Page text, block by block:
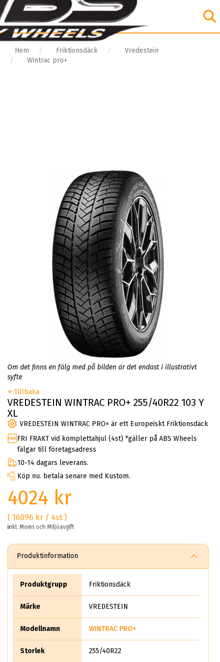
Hem Friktionsdäck
Vredestein
Wintrac pro+
Om det finns en fälg med på bilden är det endast i illustrativt
syfte
Tillbaka
VREDESTEIN WINTRAC PRO+ 255/40R22 103 Y
XL
VREDESTEIN WINTRAC PRO+ är ett Europeiskt Friktionsdäck
FRI FRAKT vid komplettahjul (4st) *gäller på ABS Wheels
fälgar till företagsadress
10-14 dagars leverans.
Köp nu. betala senare med Kustom.
4024 kr
( 16096 kr / 4st )
inkl. Moms och Miljöavgift
Produktinformation
Produktgrupp Friktionsdäck
Märke VREDESTEIN
Modellnamn WINTRAC PRO+
Storlek 255/40R22